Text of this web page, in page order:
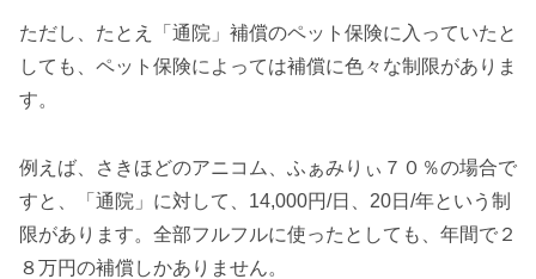
ただし、たとえ「通院」補償のペット保険に入っていたと
しても、ペット保険によっては補償に色々な制限がありま
す。
例えば、さきほどのアニコム、ふぁみりぃ７０％の場合で
すと、「通院」に対して、14,000円/日、20日/年という制
限があります。全部フルフルに使ったとしても、年間で２
８万円の補償しかありません。